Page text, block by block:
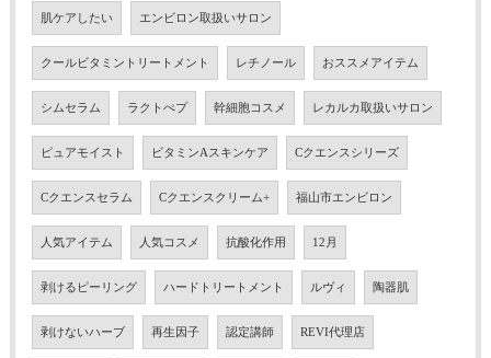
肌ケアしたい エンビロン取扱いサロン
クールビタミントリートメント レチノール おススメアイテム
シムセラム ラクトぺプ 幹細胞コスメ レカルカ取扱いサロン
ピュアモイスト ビタミンAスキンケア Cクエンスシリーズ
Cクエンスセラム Cクエンスクリーム+ 福山市エンビロン
人気アイテム 人気コスメ 抗酸化作用 12月
剥けるピーリング ハードトリートメント ルヴィ 陶器肌
剥けないハーブ 再生因子 認定講師 REVI代理店